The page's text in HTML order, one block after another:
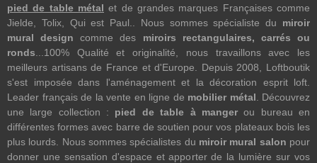
pied de table métal et de grandes marques Françaises comme
Jielde, Tolix, Qui est Paul.. Nous sommes spécialiste du miroir
mural design comme des miroirs rectangulaires, carrés ou
ronds ...100% Qualité et originalité, nous travaillons avec les
meilleurs artisans de France et d'Europe. Depuis 2008, Loftboutik
s'est imposée dans l'aménagement et la décoration esprit loft.
Leader français de la vente en ligne de mobilier métal . Découvrez
une large collection : pied de table à mangerou bureau en
différentes formes avec barre de soutien pour vos plateaux bois les
plus lourds. Nous sommes spécialistes du miroir mural salon pour
donner une sensation d'espace et apporter de la lumière sur vos